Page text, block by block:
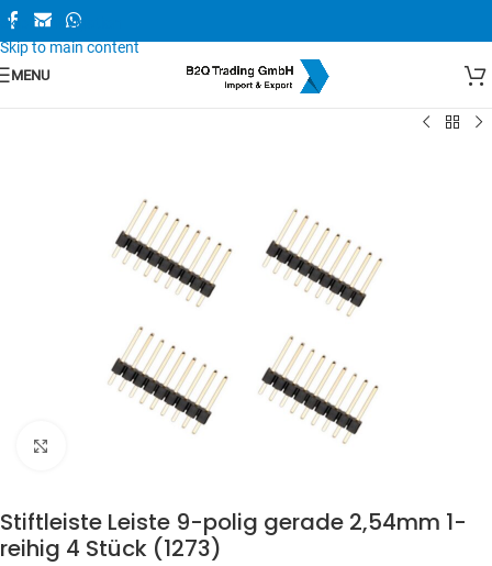
Skip to navigation
Skip to main content
MENU
Stiftleiste Leiste 9-polig gerade 2,54mm 1-
reihig 4 Stück (1273)